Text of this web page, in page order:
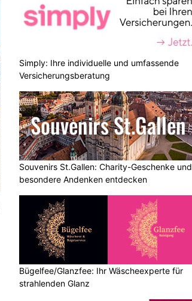
Simply: Ihre individuelle und umfassende
Versicherungsberatung
Souvenirs St.Gallen: Charity-Geschenke und
besondere Andenken entdecken
Bügelfee/Glanzfee: Ihr Wäscheexperte für
strahlenden Glanz